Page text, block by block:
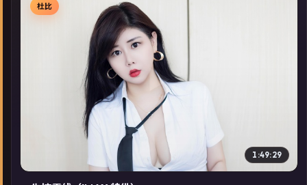
▶
杜比
1:49:29